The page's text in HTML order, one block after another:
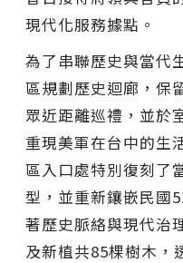
現代化服務據點。
為了串聯歷史與當代
區規劃歷史迴廊，保
眾近距離巡禮，並於
重現美軍在台中的生
區入口處特別復刻了
型，並重新鑲嵌民國
著歷史脈絡與現代治
及新植共85棵樹木，